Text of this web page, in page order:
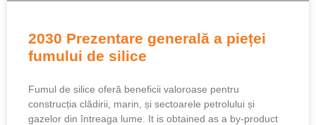
2030 Prezentare generală a pieței
fumului de silice
Fumul de silice oferă beneficii valoroase pentru
construcția clădirii, marin, și sectoarele petrolului și
gazelor din întreaga lume. It is obtained as a by-product